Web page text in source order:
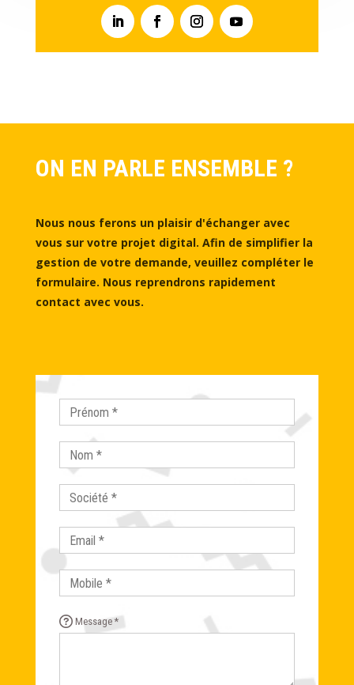
ON EN PARLE ENSEMBLE ?
Nous nous ferons un plaisir d'échanger avec
vous sur votre projet digital. Afin de simplifier la
gestion de votre demande, veuillez compléter le
formulaire. Nous reprendrons rapidement
contact avec vous.
Message *